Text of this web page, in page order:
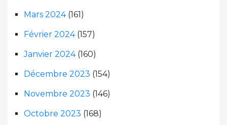
Mars 2024(161)
Février 2024(157)
Janvier 2024(160)
Décembre 2023 (154)
Novembre 2023 (146)
Octobre 2023 (168)